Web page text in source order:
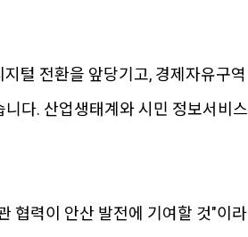
털 전환을 앞당기고, 경제자유구역
다. 산업생태계와 시민 정보서비스
협력이 안산 발전에 기여할 것"이라